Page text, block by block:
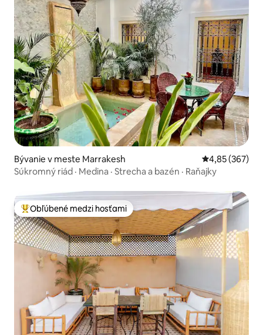
Bývanie v meste Marrakesh Priemerné
4,85 (367)
Súkromný riád · Medina · Strecha a bazén · Raňajky
Najobľúbenejšie medzi hosťami
Obľúbené medzi hosťami